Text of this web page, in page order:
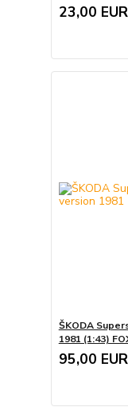
23,00 EUR
ŠKODA
1981 (1:43)
95,00 EUR